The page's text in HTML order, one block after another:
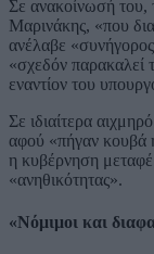
Σε ανακοίνωσή
Μαρινάκης, «που
ανέλαβε
«σχεδόν παρακαλεί
εναντίον του
Σε ιδιαίτερα
αφού «πήγαν κουβά
η κυβέρνηση
«ανηθικότητας».
«Νόμιμοι και